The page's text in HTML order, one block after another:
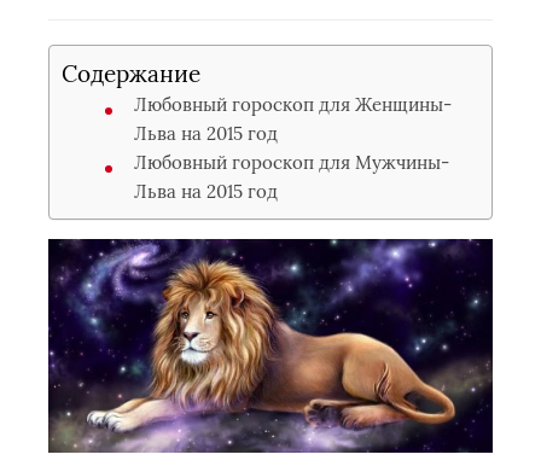
Содержание
Любовный гороскоп для Женщины-
Льва на 2015 год
Любовный гороскоп для Мужчины-
Льва на 2015 год